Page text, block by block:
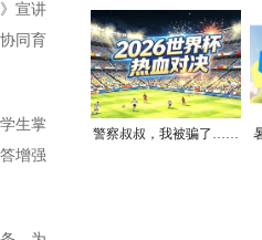
宣讲
同育
生掌
增强
育“九五”规划任务清单
警察叔叔，我被骗了……